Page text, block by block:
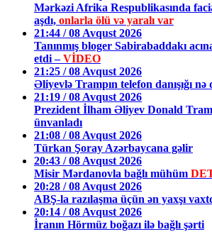
Mərkəzi Afrika Respublikasında
aşdı, onlarla ölü və yaralı var
21:44 / 08 Avqust 2026
Tanınmış bloger Sabirabaddakı
etdi –VİDEO
21:25 / 08 Avqust 2026
Əliyevlə Trampın telefon danışığı
21:19 / 08 Avqust 2026
Prezident İlham Əliyev Donald
ünvanladı
21:08 / 08 Avqust 2026
Türkan Şoray Azərbaycana gəlir
20:43 / 08 Avqust 2026
Misir Mərdanovla bağlı mühüm
20:28 / 08 Avqust 2026
ABŞ-la razılaşma üçün ən yaxşı
20:14 / 08 Avqust 2026
İranın Hörmüz boğazı ilə bağlı şərti